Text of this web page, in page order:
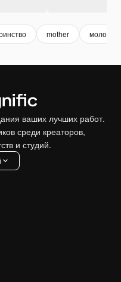
mother молодая
ваших лучших работ.
среди креаторов,
и студий.